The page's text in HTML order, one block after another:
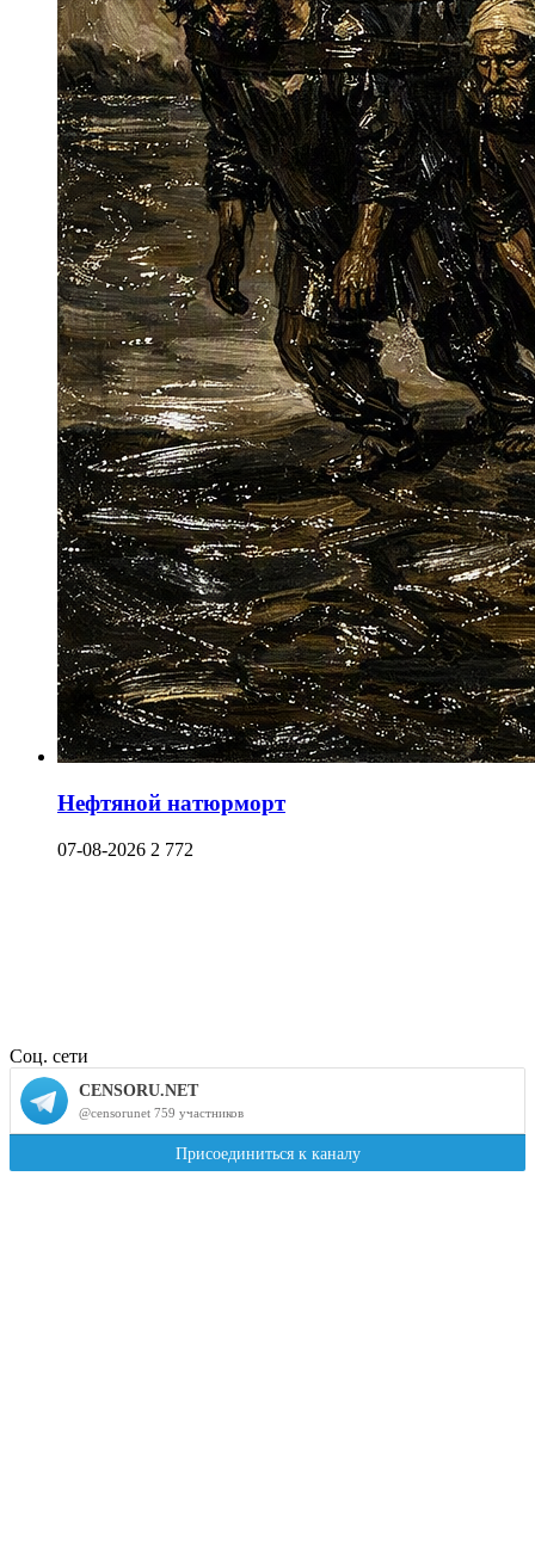
Нефтяной натюрморт
07-08-2026 2 772
Соц. сети